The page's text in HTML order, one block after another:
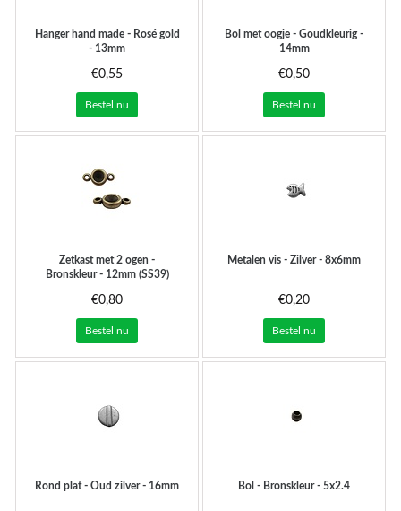
Hanger hand made - Rosé gold
- 13mm
€0,55
Bestel nu
Bol met oogje - Goudkleurig -
14mm
€0,50
Bestel nu
Zetkast met 2 ogen -
Bronskleur - 12mm (SS39)
€0,80
Bestel nu
Metalen vis - Zilver - 8x6mm
€0,20
Bestel nu
Rond plat - Oud zilver - 16mm Bol - Bronskleur - 5x2.4